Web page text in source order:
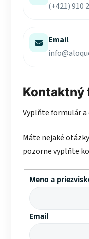
(+421) 910
Email
Kontaktný
Vyplňte formulár a
Máte nejaké
pozorne vyplňte
Meno a
Email